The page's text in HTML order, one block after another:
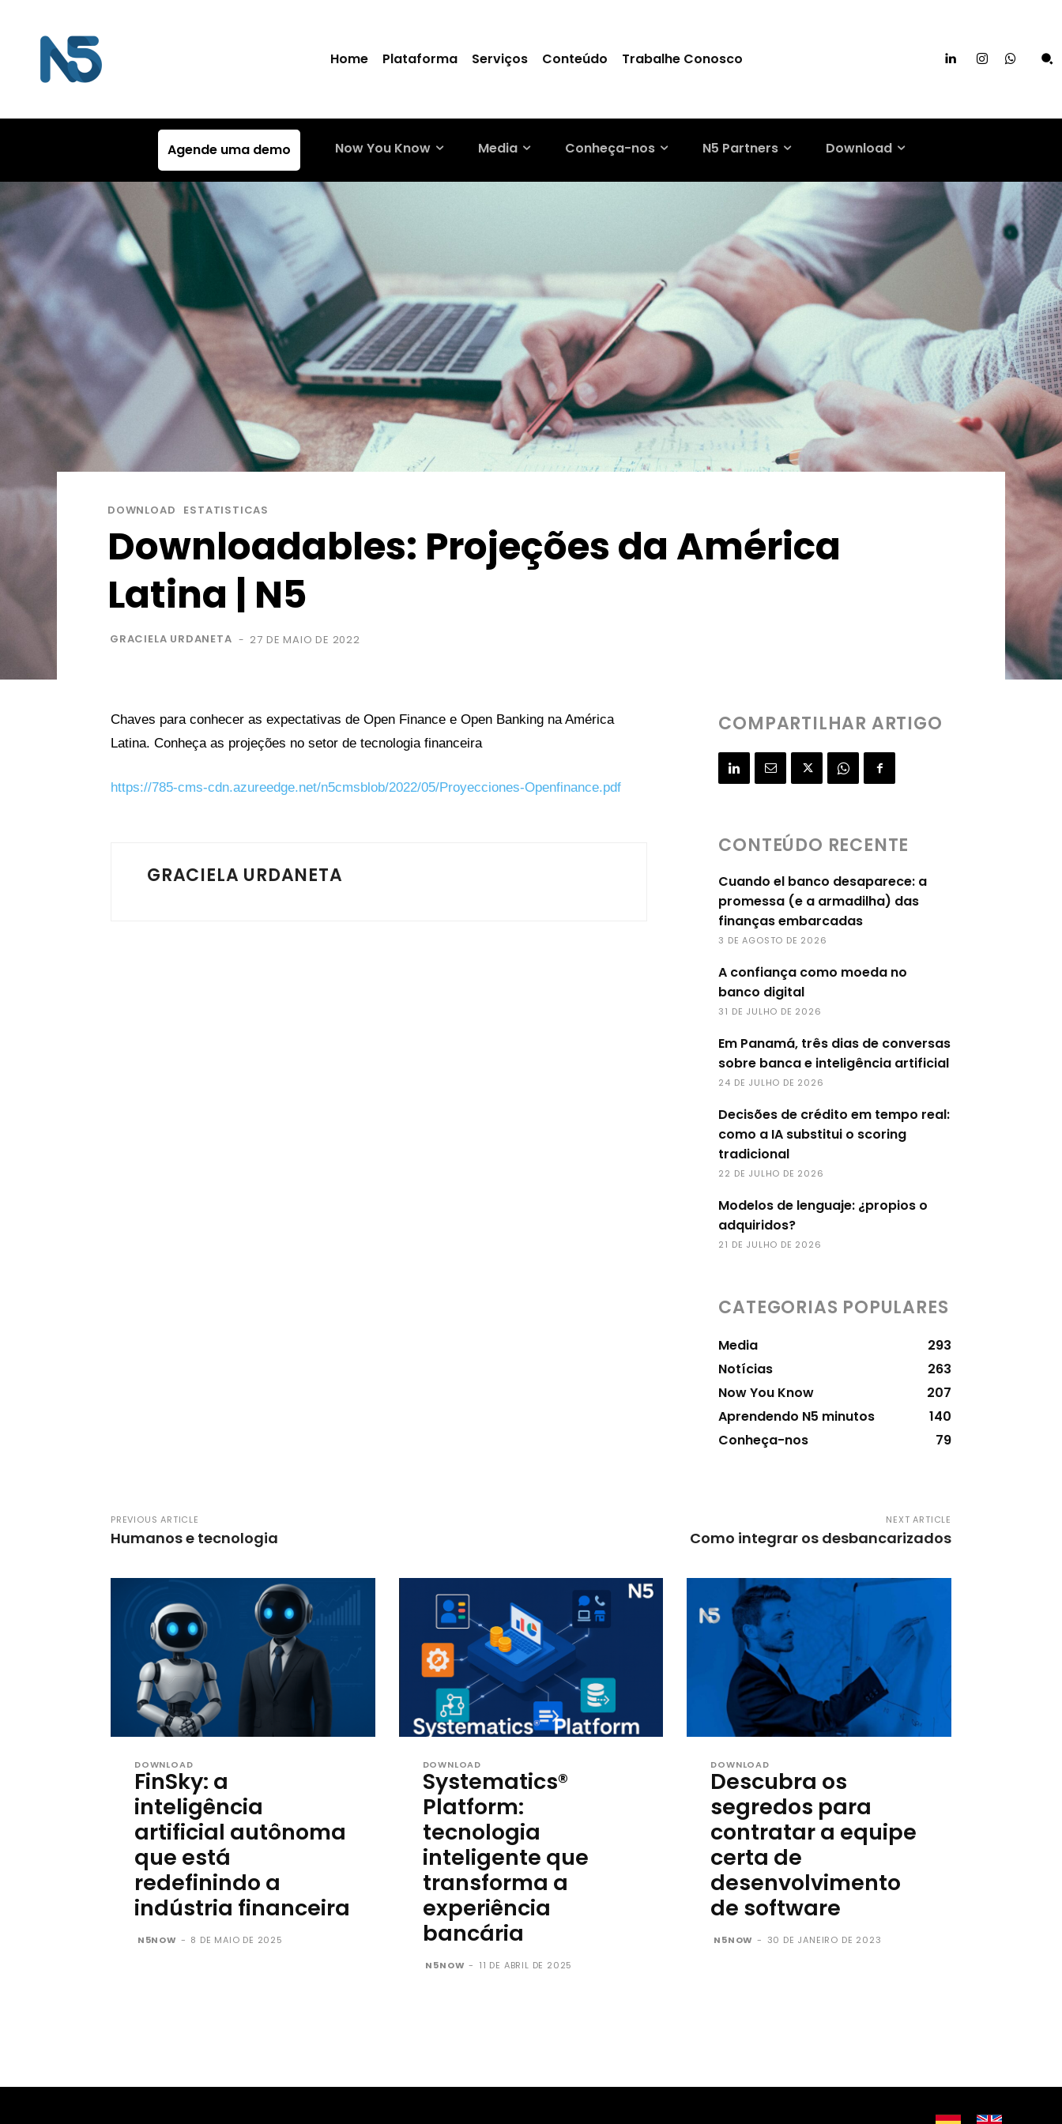
Home Plataforma Serviços Conteúdo Trabalhe Conosco
Agende uma demo Now You Know Media Conheça-nos N5 Partners Download
DOWNLOAD ESTATISTICAS
Downloadables: Projeções da América
Latina | N5
GRACIELA URDANETA - 27 DE MAIO DE 2022
Chaves para conhecer as expectativas de Open Finance e Open Banking na América
Latina. Conheça as projeções no setor de tecnologia financeira
https://785-cms-cdn.azureedge.net/n5cmsblob/2022/05/Proyecciones-Openfinance.pdf
GRACIELA URDANETA
COMPARTILHAR ARTIGO
CONTEÚDO RECENTE
Cuando el banco desaparece: a
promessa (e a armadilha) das
finanças embarcadas
3 DE AGOSTO DE 2026
A confiança como moeda no
banco digital
31 DE JULHO DE 2026
Em Panamá, três dias de conversas
sobre banca e inteligência artificial
24 DE JULHO DE 2026
Decisões de crédito em tempo real:
como a IA substitui o scoring
tradicional
22 DE JULHO DE 2026
Modelos de lenguaje: ¿propios o
adquiridos?
21 DE JULHO DE 2026
CATEGORIAS POPULARES
Media
293
Notícias
263
Now You Know
207
Aprendendo N5 minutos
140
Conheça-nos
79
PREVIOUS ARTICLE
Humanos e tecnologia
NEXT ARTICLE
Como integrar os desbancarizados
DOWNLOAD
FinSky: a
inteligência
artificial autônoma
que está
redefinindo a
indústria financeira
N5NOW - 8 DE MAIO DE 2025
DOWNLOAD
Systematics®
Platform:
tecnologia
inteligente que
transforma a
experiência
bancária
N5NOW - 11 DE ABRIL DE 2025
DOWNLOAD
Descubra os
segredos para
contratar a equipe
certa de
desenvolvimento
de software
N5NOW - 30 DE JANEIRO DE 2023